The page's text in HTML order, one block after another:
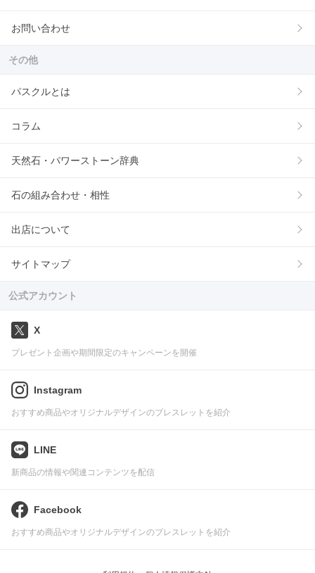
お問い合わせ
その他
パスクルとは
コラム
天然石・パワーストーン辞典
石の組み合わせ・相性
出店について
サイトマップ
公式アカウント
X
プレゼント企画や期間限定のキャンペーンを開催
Instagram
おすすめ商品やオリジナルデザインのブレスレットを紹介
LINE
新商品の情報や関連コンテンツを配信
Facebook
おすすめ商品やオリジナルデザインのブレスレットを紹介